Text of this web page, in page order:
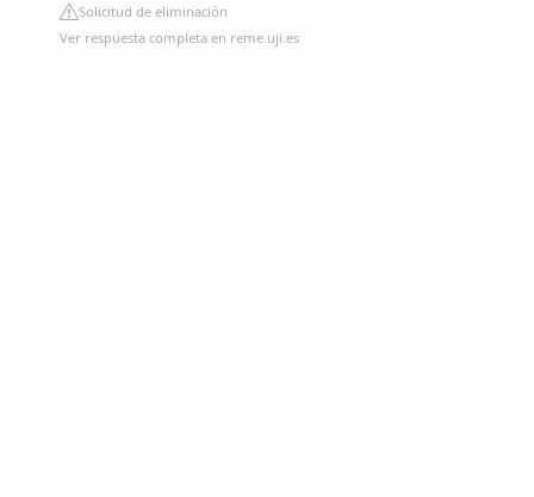
Solicitud de eliminación
Ver respuesta completa en reme.uji.es